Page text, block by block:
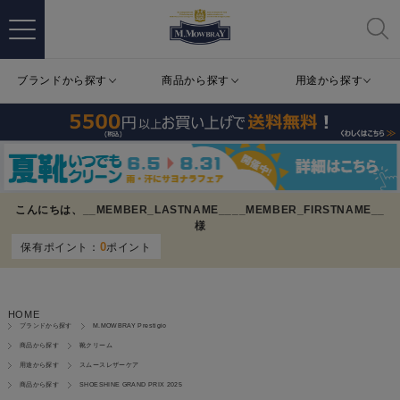
ブランドから探す 商品から探す 用途から探す
こんにちは、 __MEMBER_LASTNAME__
__MEMBER_FIRSTNAME__
様
保有ポイント： 0ポイント
HOME
ブランドから探す M.MOWBRAY Prestigio
商品から探す 靴クリーム
用途から探す スムースレザーケア
商品から探す SHOESHINE GRAND PRIX 2025